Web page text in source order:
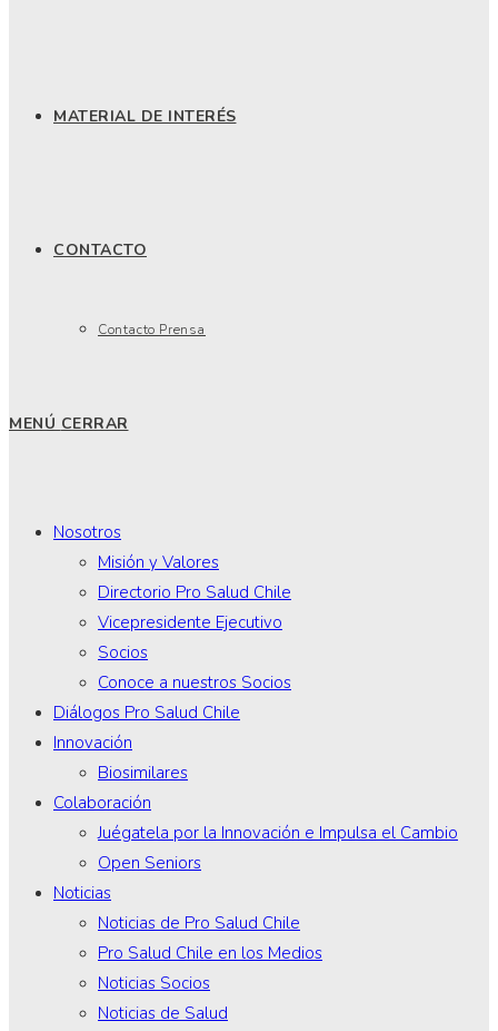
MATERIAL DE INTERÉS
CONTACTO
Contacto Prensa
MENÚ CERRAR
Nosotros
Misión y Valores
Directorio Pro Salud Chile
Vicepresidente Ejecutivo
Socios
Conoce a nuestros Socios
Diálogos Pro Salud Chile
Innovación
Biosimilares
Colaboración
Juégatela por la Innovación e Impulsa el Cambio
Open Seniors
Noticias
Noticias de Pro Salud Chile
Pro Salud Chile en los Medios
Noticias Socios
Noticias de Salud